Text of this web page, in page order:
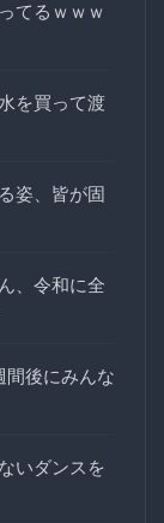
てるｗｗｗ
を買って渡
姿、皆が固
、令和に全
間後にみんな
いダンスを